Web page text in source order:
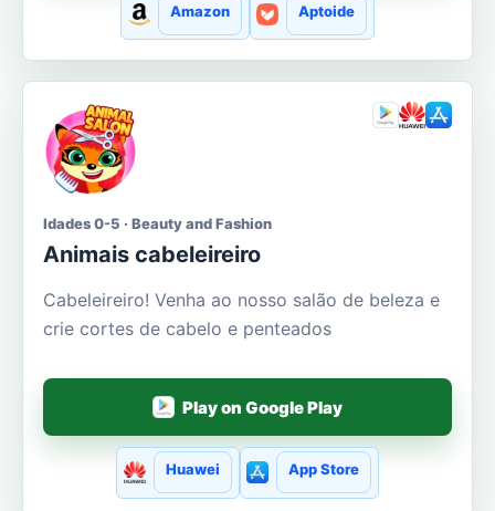
Amazon Aptoide
Idades 0-5 · Beauty and Fashion
Animais cabeleireiro
Cabeleireiro! Venha ao nosso salão de beleza e
crie cortes de cabelo e penteados
Play on Google Play
Huawei App Store